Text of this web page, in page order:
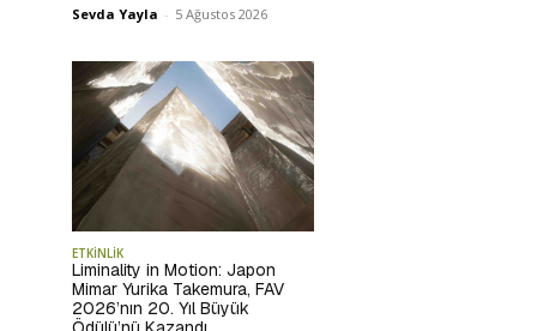
Sevda Yayla - 5 Ağustos 2026
ETKİNLİK
Liminality in Motion: Japon
Mimar Yurika Takemura, FAV
2026’nın 20. Yıl Büyük